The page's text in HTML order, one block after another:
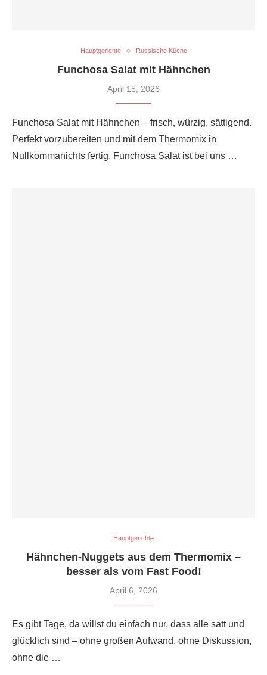
Hauptgerichte Russische Küche
Funchosa Salat mit Hähnchen
April 15, 2026
Funchosa Salat mit Hähnchen – frisch, würzig, sättigend.
Perfekt vorzubereiten und mit dem Thermomix in
Nullkommanichts fertig. Funchosa Salat ist bei uns …
Hauptgerichte
Hähnchen-Nuggets aus dem Thermomix –
besser als vom Fast Food!
April 6, 2026
Es gibt Tage, da willst du einfach nur, dass alle satt und
glücklich sind – ohne großen Aufwand, ohne Diskussion,
ohne die …